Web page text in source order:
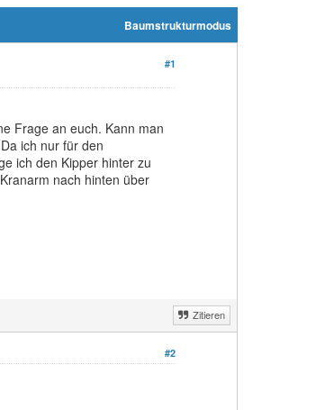
Baumstrukturmodus
#1
Frage an euch. Kann man
ich nur für den
ich den Kipper hinter zu
nach hinten über
Zitieren
#2